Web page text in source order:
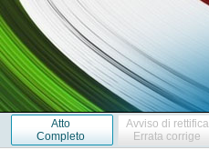
Atto
Completo
Avviso di rettifica
Errata corrige